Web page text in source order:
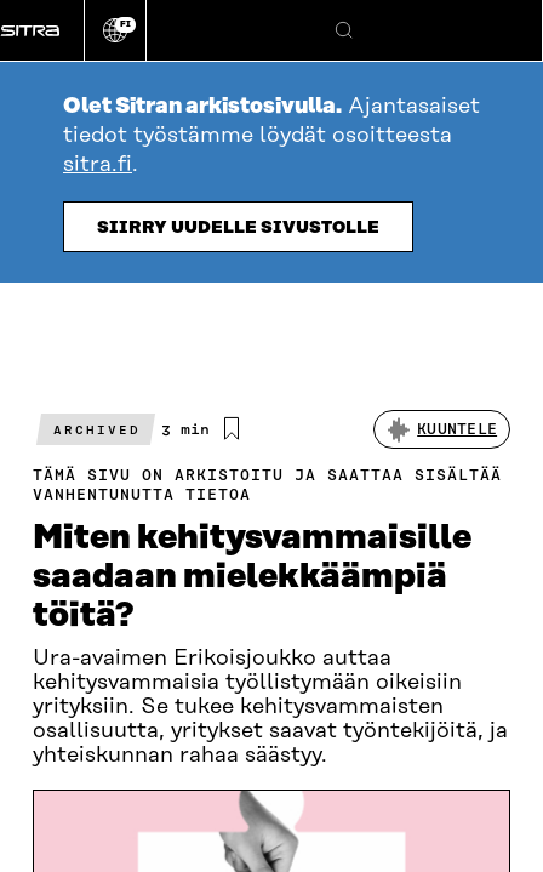
suoraan
sisältöön
Vaihda
kieli
FI
Hae
Olet Sitran arkistosivulla. Ajantasaiset
tiedot työstämme löydät osoitteesta
sitra.fi.
SIIRRY UUDELLE SIVUSTOLLE
ARCHIVED
Arvioitu
3 min KUUNTELE
TÄMÄ SIVU ON ARKISTOITU JA SAATTAA SISÄLTÄÄ
VANHENTUNUTTA TIETOA
Miten kehitysvammaisille
saadaan mielekkäämpiä
töitä?
Ura-avaimen Erikoisjoukko auttaa
kehitysvammaisia työllistymään oikeisiin
yrityksiin. Se tukee kehitysvammaisten
osallisuutta, yritykset saavat työntekijöitä, ja
yhteiskunnan rahaa säästyy.